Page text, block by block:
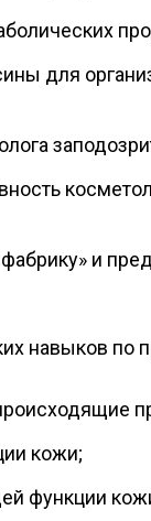
для
и
навыков по
кожи;
функции